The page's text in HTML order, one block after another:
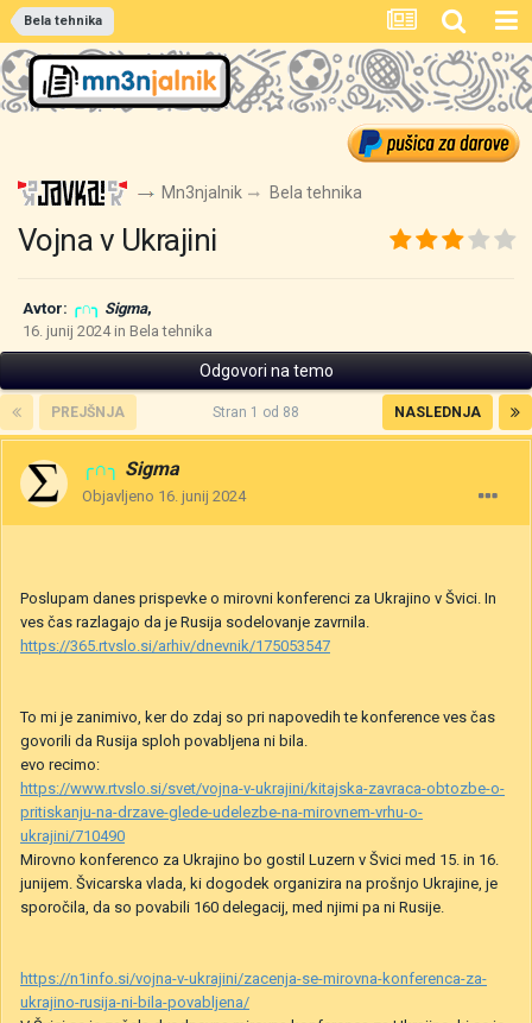
Bela tehnika
Mn3njalnik Bela tehnika
Vojna v Ukrajini
Avtor: ╭∩╮ Sigma,
16. junij 2024in Bela tehnika
Odgovori na temo
PREJŠNJA NASLEDNJA
Stran 1 od 88
╭∩╮ Sigma
Objavljeno 16. junij 2024
Poslupam danes prispevke o mirovni konferenci za Ukrajino v Švici. In
ves čas razlagajo da je Rusija sodelovanje zavrnila.
https://365.rtvslo.si/arhiv/dnevnik/175053547
To mi je zanimivo, ker do zdaj so pri napovedih te konference ves čas
govorili da Rusija sploh povabljena ni bila.
evo recimo:
https://www.rtvslo.si/svet/vojna-v-ukrajini/kitajska-zavraca-obtozbe-o-
pritiskanju-na-drzave-glede-udelezbe-na-mirovnem-vrhu-o-
ukrajini/710490
Mirovno konferenco za Ukrajino bo gostil Luzern v Švici med 15. in 16.
junijem. Švicarska vlada, ki dogodek organizira na prošnjo Ukrajine, je
sporočila, da so povabili 160 delegacij, med njimi pa ni Rusije.
https://n1info.si/vojna-v-ukrajini/zacenja-se-mirovna-konferenca-za-
ukrajino-rusija-ni-bila-povabljena/